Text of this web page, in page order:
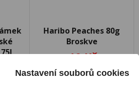
Haribo Peaches 80g
Broskve
19 Kč
Cena za:1 ks
Nastavení souborů cookies